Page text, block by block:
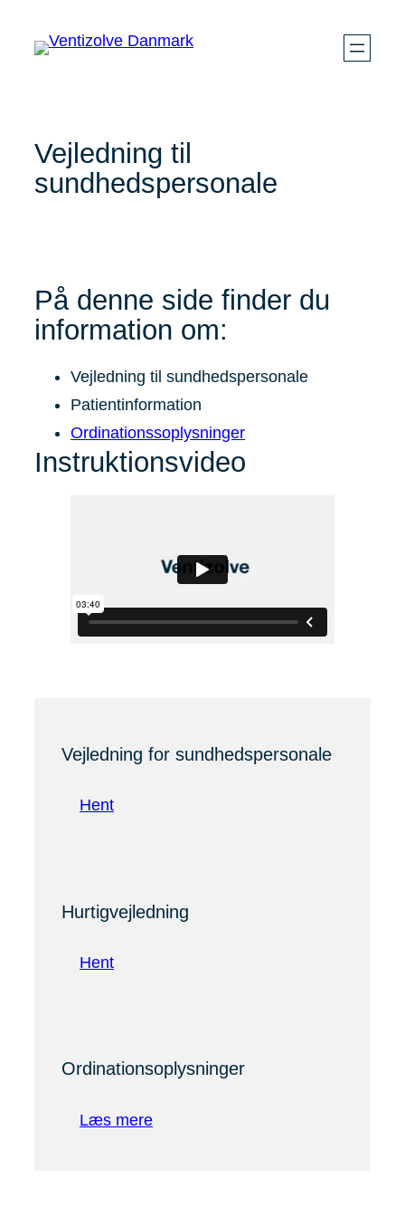
Vejledning til
sundhedspersonale
På denne side finder du
information om:
Vejledning til sundhedspersonale
Patientinformation
Ordinationssoplysninger
Instruktionsvideo
Vejledning for sundhedspersonale
Hent
Hurtigvejledning
Hent
Ordinationsoplysninger
Læs mere